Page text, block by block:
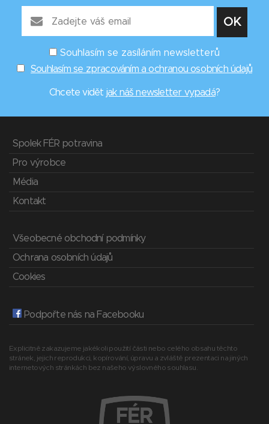
Souhlasím se zasíláním newsletterů
Souhlasím se zpracováním a ochranou osobních údajů
Chcete vidět jak náš newsletter vypadá?
Spolek FÉR potravina
Pro výrobce
Média
Kontakt
Všeobecné obchodní podmínky
Ochrana osobních údajů
Cookies
Podpořte nás na Facebooku
Explicitně zakazujeme jakékoli použití části nebo celého obsahu těchto
stránek, jejich reprodukci, kopírování, úpravu a zvláště prezentaci na jiných
internetových stránkách bez našeho výslovného souhlasu.